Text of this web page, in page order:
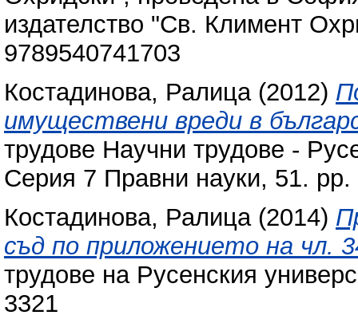
издателство "Св. Климент
9789540741703
Костадинова, Ралица(2012)
имуществени вреди в
трудове Научни трудове -
Серия 7 Правни науки, 51.
Костадинова, Ралица(2014)
съд по приложението на чл.
трудове на Русенския
3321